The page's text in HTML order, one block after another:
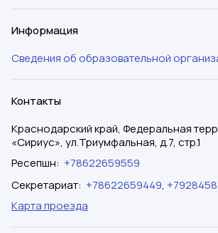
Информация
Сведения об образовательной
Контакты
Краснодарский край, Федеральная
«Сириус», ул.Триумфальная, д.7, стр.1
Ресепшн: +78622659559
Секретариат: +78622659449,
Карта проезда